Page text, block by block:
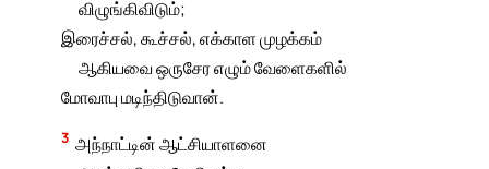
விழுங்கிவிடும்;
இரைச்சல், கூச்சல், எக்காள முழக்கம்
ஆகியவை ஒருசேர எழும் வேளைகளில்
மோவாபு மடிந்திடுவான்.
3 அந்நாட்டின் ஆட்சியாளனை